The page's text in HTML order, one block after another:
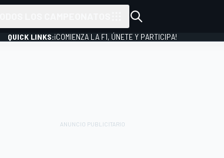
QUICK LINKS:¡COMIENZA LA F1, ÚNETE Y PARTICIPA!